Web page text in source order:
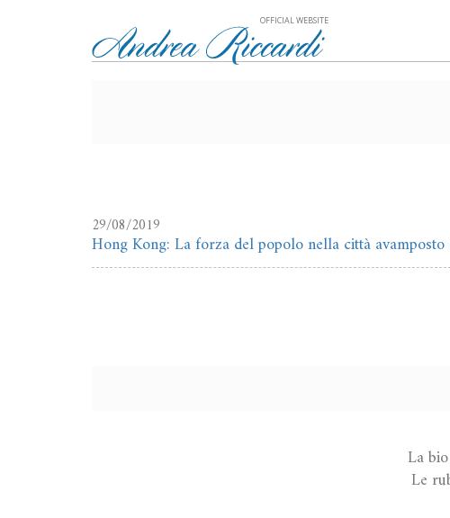
OFFICIAL WEBSITE
29/08/2019
Hong Kong: La forza del popolo nella città
La
Le